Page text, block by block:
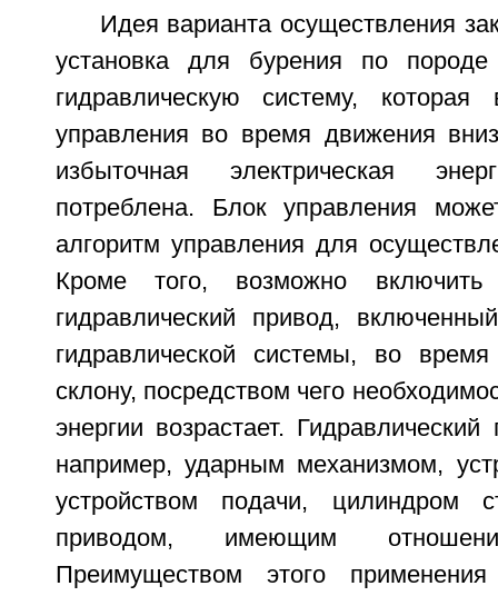
Идея варианта осуществления
установка для бурения по
гидравлическую систему, которая
управления во время движения
избыточная электрическая
потреблена. Блок управления
алгоритм управления для
Кроме того, возможно
гидравлический привод,
гидравлической системы, во
склону, посредством чего
энергии возрастает.
например, ударным механизмом,
устройством подачи, цилиндром
приводом, имеющим
Преимуществом этого